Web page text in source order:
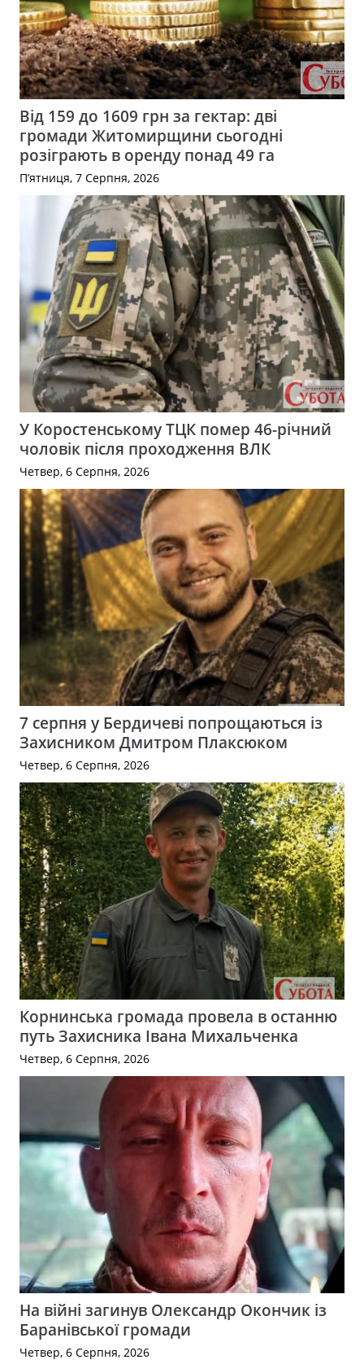
Від 159 до 1609 грн за гектар: дві
громади Житомирщини сьогодні
розіграють в оренду понад 49 га
П’ятниця, 7 Серпня, 2026
У Коростенському ТЦК помер 46-річний
чоловік після проходження ВЛК
Четвер, 6 Серпня, 2026
7 серпня у Бердичеві попрощаються із
Захисником Дмитром Плаксюком
Четвер, 6 Серпня, 2026
Корнинська громада провела в останню
путь Захисника Івана Михальченка
Четвер, 6 Серпня, 2026
На війні загинув Олександр Окончик із
Баранівської громади
Четвер, 6 Серпня, 2026